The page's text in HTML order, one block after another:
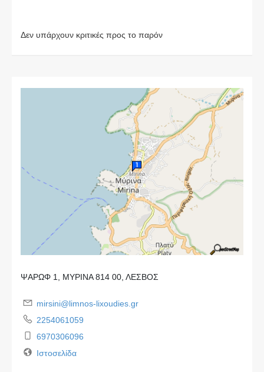
Δεν υπάρχουν κριτικές προς το παρόν
ΨΑΡΩΦ 1, ΜΥΡΙΝΑ 814 00, ΛΕΣΒΟΣ
mirsini@limnos-lixoudies.gr
2254061059
6970306096
Ιστοσελίδα